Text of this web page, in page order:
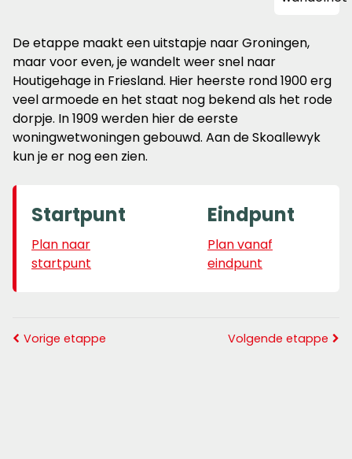
De etappe maakt een uitstapje naar Groningen,
maar voor even, je wandelt weer snel naar
Houtigehage in Friesland. Hier heerste rond 1900 erg
veel armoede en het staat nog bekend als het rode
dorpje. In 1909 werden hier de eerste
woningwetwoningen gebouwd. Aan de Skoallewyk
kun je er nog een zien.
Startpunt
Plan naar
startpunt
Eindpunt
Plan vanaf
eindpunt
Vorige etappe Volgende etappe